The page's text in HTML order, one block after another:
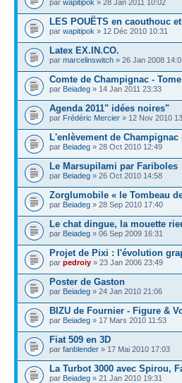
par wapitipok » 28 Jan 2011 10:02
LES POUËTS en caouthouc
par wapitipok » 12 Déc 2010 10:31
Latex EX.IN.CO.
par marcelinswitch » 26 Jan 2008
Comte de Champignac -
par Beiadeg » 14 Jan 2011 23:33
Agenda 2011" idées noires"
par Frédéric Mercier » 12 Nov 2010
L'enlèvement de
par Beiadeg » 28 Oct 2010 12:49
Le Marsupilami par Fariboles
par Beiadeg » 26 Oct 2010 14:58
Zorglumobile « le Tombeau
par Beiadeg » 28 Sep 2010 17:40
Le chat dingue, la mouette
par Beiadeg » 06 Sep 2009 16:31
Projet de Pixi : l'évolution
par pedroiy » 23 Jan 2006 23:49
Poster de Gaston
par Beiadeg » 24 Jan 2010 21:06
BIZU de Fournier - Figure &
par Beiadeg » 17 Mars 2010 11:53
Fiat 509 en 3D
par fanblender » 17 Mai 2010 17:03
La Turbot 3000 avec Spirou,
par Beiadeg » 21 Jan 2010 19:31